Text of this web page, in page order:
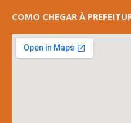
COMO CHEGAR À